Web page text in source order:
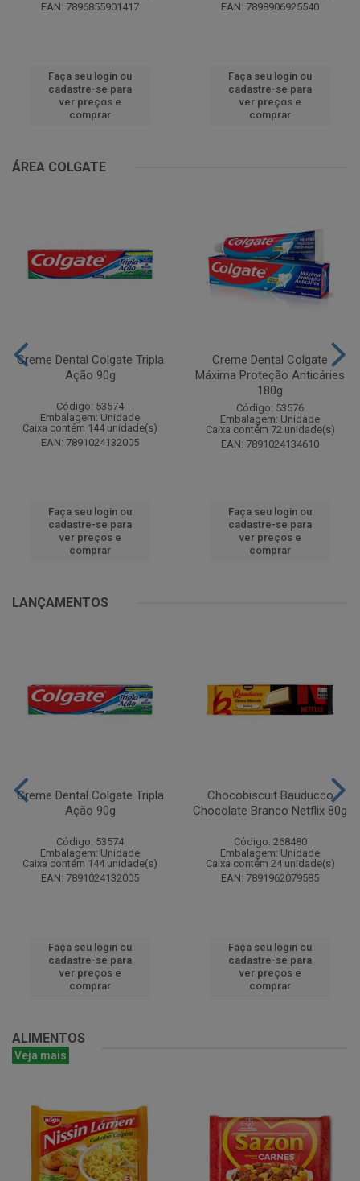
EAN: 7896855901417
Faça seu login ou
cadastre-se para
ver preços e
comprar
EAN: 7898906925540
Faça seu login ou
cadastre-se para
ver preços e
comprar
ÁREA COLGATE
Creme Dental Colgate Tripla
Ação 90g
Código: 53574
Embalagem: Unidade
Caixa contém 144 unidade(s)
EAN: 7891024132005
Faça seu login ou
cadastre-se para
ver preços e
comprar
Creme Dental Colgate
Máxima Proteção Anticáries
180g
Código: 53576
Embalagem: Unidade
Caixa contém 72 unidade(s)
EAN: 7891024134610
Faça seu login ou
cadastre-se para
ver preços e
comprar
LANÇAMENTOS
Creme Dental Colgate Tripla
Ação 90g
Código: 53574
Embalagem: Unidade
Caixa contém 144 unidade(s)
EAN: 7891024132005
Faça seu login ou
cadastre-se para
ver preços e
comprar
Chocobiscuit Bauducco
Chocolate Branco Netflix 80g
Código: 268480
Embalagem: Unidade
Caixa contém 24 unidade(s)
EAN: 7891962079585
Faça seu login ou
cadastre-se para
ver preços e
comprar
ALIMENTOS
Veja mais